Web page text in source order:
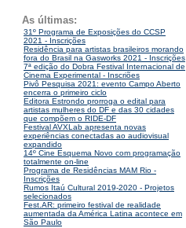
As últimas:
31º Programa de Exposições do CCSP
2021 - Inscrições
Residência para artistas brasileiros morando
fora do Brasil na Gasworks 2021 - Inscrições
7ª edição do Dobra Festival Internacional de
Cinema Experimental - Inscriões
Pivô Pesquisa 2021: evento Campo Aberto
encerra o primeiro ciclo
Editora Estrondo prorroga o edital para
artistas mulheres do DF e das 30 cidades
que compõem o RIDE-DF
Festival AVXLab apresenta novas
experiências conectadas ao audiovisual
expandido
14º Cine Esquema Novo com programação
totalmente on-line
Programa de Residências MAM Rio -
Inscrições
Rumos Itaú Cultural 2019-2020 - Projetos
selecionados
Fest.AR: primeiro festival de realidade
aumentada da América Latina acontece em
São Paulo